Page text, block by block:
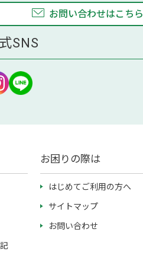
お問い合わせはこちら
SNS
お困りの際は
はじめてご利用の方へ
サイトマップ
お問い合わせ